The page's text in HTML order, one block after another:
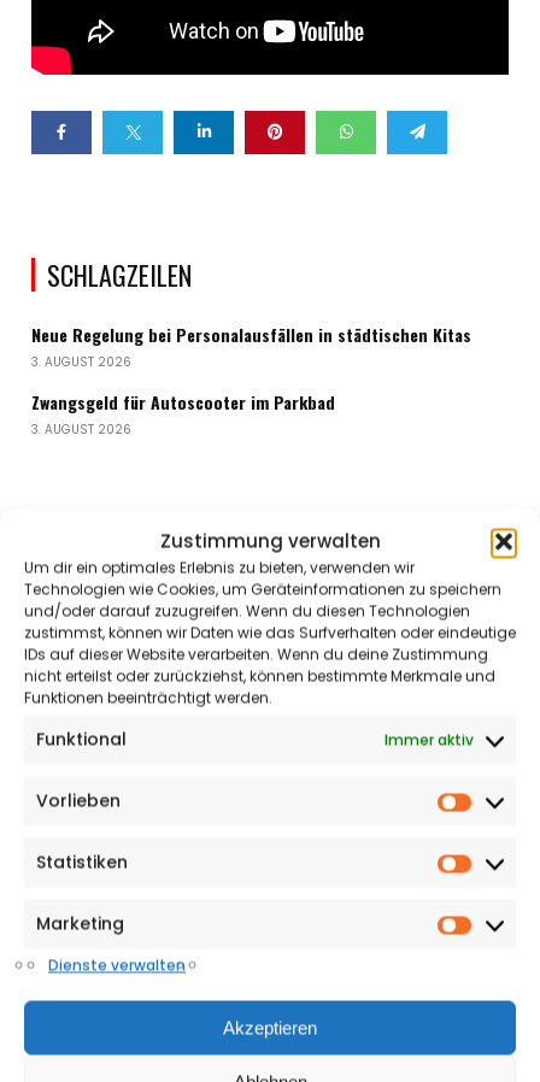
Zustimmung verwalten
Um dir ein optimales Erlebnis zu bieten, verwenden wir
Technologien wie Cookies, um Geräteinformationen zu speichern
und/oder darauf zuzugreifen. Wenn du diesen Technologien
zustimmst, können wir Daten wie das Surfverhalten oder eindeutige
IDs auf dieser Website verarbeiten. Wenn du deine Zustimmung
nicht erteilst oder zurückziehst, können bestimmte Merkmale und
Funktionen beeinträchtigt werden.
Funktional Immer aktiv
Vorlieben
Statistiken
Marketing
Dienste verwalten
Akzeptieren
SCHLAGZEILEN
Neue Regelung bei Personalausfällen in städtischen Kitas
3. AUGUST 2026
Zwangsgeld für Autoscooter im Parkbad
3. AUGUST 2026